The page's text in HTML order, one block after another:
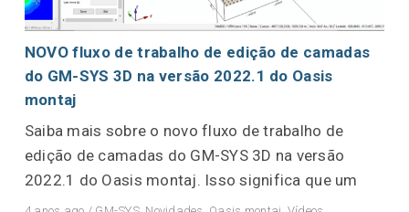
NOVO fluxo de trabalho de edição de camadas
do GM-SYS 3D na versão 2022.1 do Oasis
montaj
Saiba mais sobre o novo fluxo de trabalho de
edição de camadas do GM-SYS 3D na versão
2022.1 do Oasis montaj. Isso significa que um